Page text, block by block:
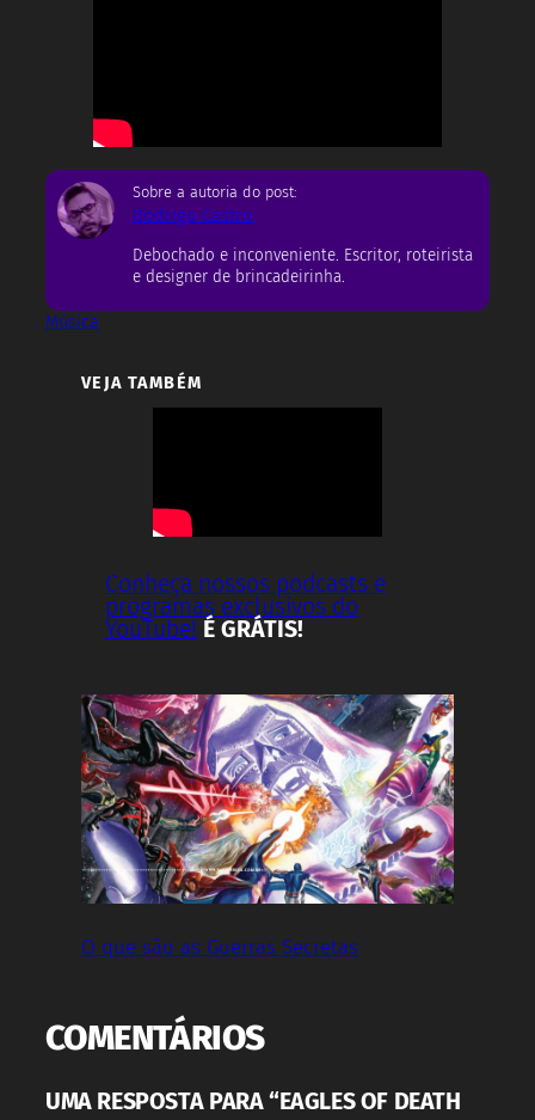
Sobre a autoria do post:
Rodrigo Castro
Debochado e inconveniente. Escritor, roteirista
e designer de brincadeirinha.
Música
VEJA TAMBÉM
Conheça nossos podcasts e
programas exclusivos do
YouTube! É GRÁTIS!
O que são as Guerras Secretas
COMENTÁRIOS
UMA RESPOSTA PARA “EAGLES OF DEATH